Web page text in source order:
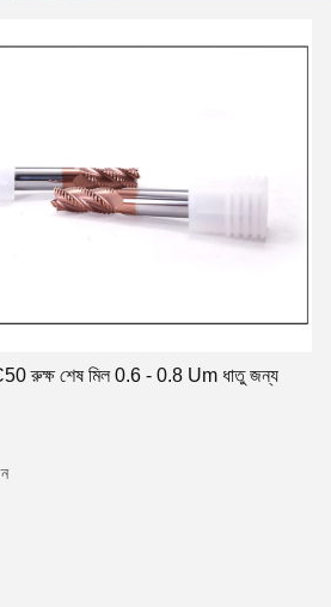
রুক্ষ শেষ মিল 0.6 - 0.8 Um ধাতু জন্য